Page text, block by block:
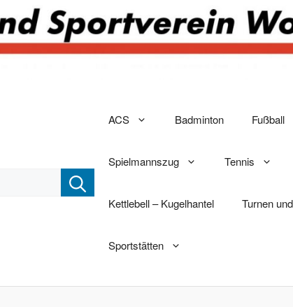
ACS Badminton Fußball
Spielmannszug Tennis
Kettlebell – Kugelhantel Turnen
Sportstätten